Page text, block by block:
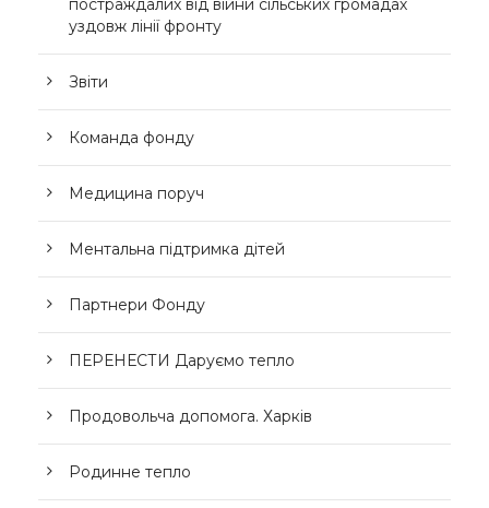
постраждалих від війни сільських громадах
уздовж лінії фронту
Звіти
Команда фонду
Медицина поруч
Ментальна підтримка дітей
Партнери Фонду
ПЕРЕНЕСТИ Даруємо тепло
Продовольча допомога. Харків
Родинне тепло